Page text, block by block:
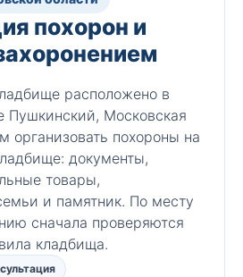
похорон и
расположено в
Пушкинский, Московская
организовать похороны на
документы,
товары,
и памятник. По месту
сначала проверяются
кладбища.